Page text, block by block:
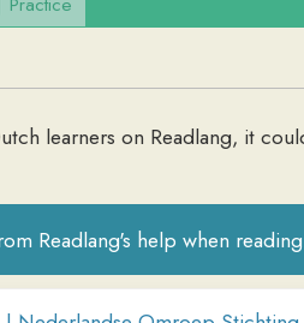
help when reading articles
Omroep Stichting